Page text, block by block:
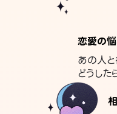
恋愛の
あの人
どうした